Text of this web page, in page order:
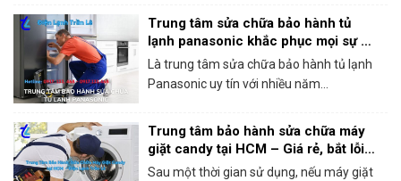
Trung tâm sửa chữa bảo hành tủ
lạnh panasonic khắc phục mọi sự cố
trong 1 lần gọi
Là trung tâm sửa chữa bảo hành tủ lạnh
Panasonic uy tín với nhiều năm...
Trung tâm bảo hành sửa chữa máy
giặt candy tại HCM – Giá rẻ, bắt lỗi
chính xác 100%
Sau một thời gian sử dụng, nếu máy giặt